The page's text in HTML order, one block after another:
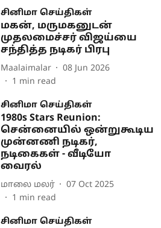
சினிமா செய்திகள்
மகன், மருமகனுடன்
முதலமைச்சர் விஜய்யை
சந்தித்த நடிகர் பிரபு
Maalaimalar
08 Jun 2026
1 min read
சினிமா செய்திகள்
1980s Stars Reunion:
சென்னையில் ஒன்றுகூடிய
முன்னணி நடிகர்,
நடிகைகள் - வீடியோ
வைரல்
மாலை மலர்
07 Oct 2025
1 min read
சினிமா செய்திகள்